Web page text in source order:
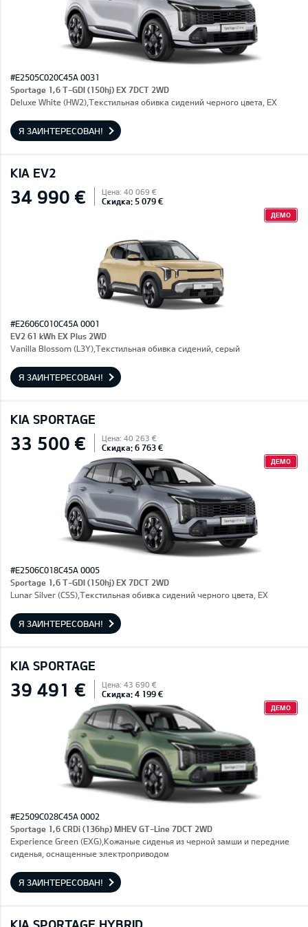
#E2505C020C45A 0031
Sportage 1,6 T-GDI (150hj) EX 7DCT 2WD
Deluxe White (HW2),Текстильная обивка сидений черного цвета, EX
Я ЗАИНТЕРЕСОВАН!
KIA EV2
34 990 € Цена: 40 069 €
Скидка: 5 079 €
ДЕМО
#E2606C010C45A 0001
EV2 61 kWh EX Plus 2WD
Vanilla Blossom (L3Y),Текстильная обивка сидений, серый
Я ЗАИНТЕРЕСОВАН!
KIA SPORTAGE
33 500 € Цена: 40 263 €
Скидка: 6 763 €
ДЕМО
#E2506C018C45A 0005
Sportage 1,6 T-GDI (150hj) EX 7DCT 2WD
Lunar Silver (CSS),Текстильная обивка сидений черного цвета, EX
Я ЗАИНТЕРЕСОВАН!
KIA SPORTAGE
39 491 € Цена: 43 690 €
Скидка: 4 199 €
ДЕМО
#E2509C028C45A 0002
Sportage 1,6 CRDi (136hp) MHEV GT-Line 7DCT 2WD
Experience Green (EXG),Кожаные сиденья из черной замши и передние
сиденья, оснащенные электроприводом
Я ЗАИНТЕРЕСОВАН!